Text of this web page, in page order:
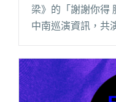
梁》的「謝謝你得
中南巡演資訊，共
哈扣金屬與另類車
演邀請到形形色色
成魔術的三大手法
的頂尖對決！謝謝